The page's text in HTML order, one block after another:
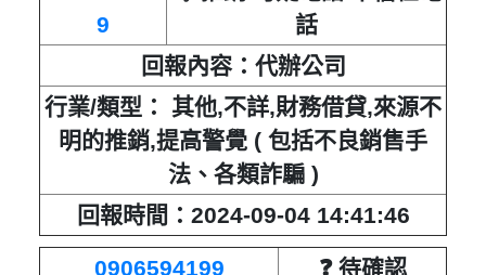
9
話
回報內容：代辦公司
行業/類型： 其他,不詳,財務借貸,來源不
明的推銷,提高警覺 ( 包括不良銷售手
法、各類詐騙 )
回報時間：2024-09-04 14:41:46
0906594199
❓ 待確認